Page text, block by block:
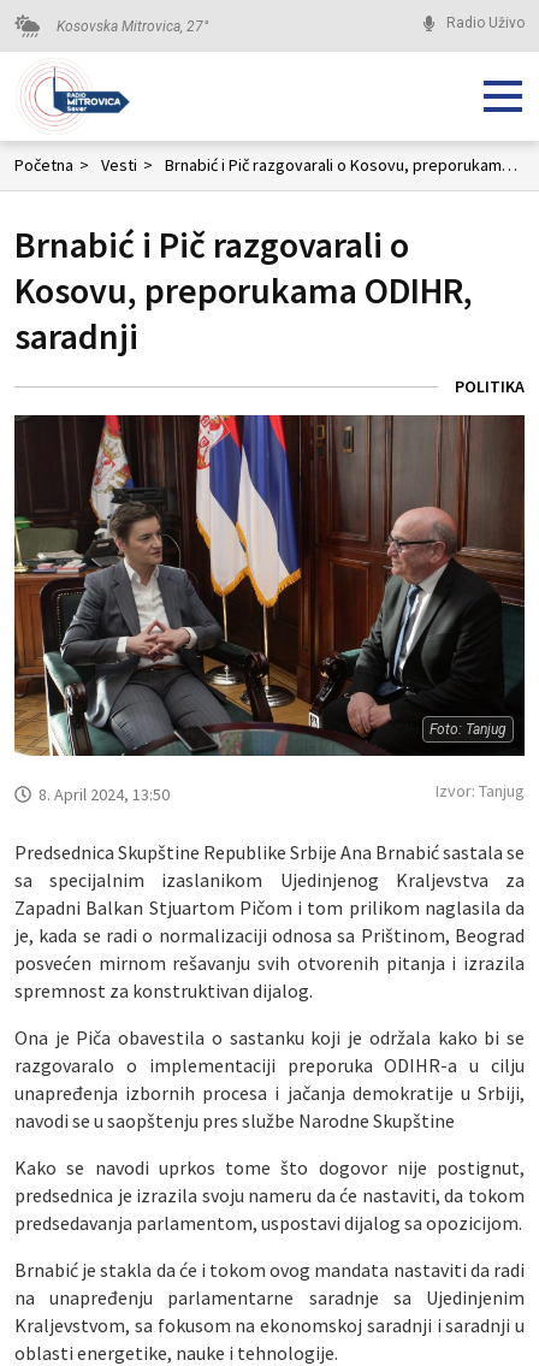
Kosovska Mitrovica, 27° Radio Uživo
Početna > Vesti > Brnabić i Pič razgovarali o Kosovu, preporukama ODIHR, saradnji
Brnabić i Pič razgovarali o
Kosovu, preporukama ODIHR,
saradnji
POLITIKA
Foto: Tanjug
8. April 2024, 13:50 Izvor: Tanjug
Predsednica Skupštine Republike Srbije Ana Brnabić sastala se
sa specijalnim izaslanikom Ujedinjenog Kraljevstva za
Zapadni Balkan Stjuartom Pičom i tom prilikom naglasila da
je, kada se radi o normalizaciji odnosa sa Prištinom, Beograd
posvećen mirnom rešavanju svih otvorenih pitanja i izrazila
spremnost za konstruktivan dijalog.
Ona je Piča obavestila o sastanku koji je održala kako bi se
razgovaralo o implementaciji preporuka ODIHR-a u cilju
unapređenja izbornih procesa i jačanja demokratije u Srbiji,
navodi se u saopštenju pres službe Narodne Skupštine
Kako se navodi uprkos tome što dogovor nije postignut,
predsednica je izrazila svoju nameru da će nastaviti, da tokom
predsedavanja parlamentom, uspostavi dijalog sa opozicijom.
Brnabić je stakla da će i tokom ovog mandata nastaviti da radi
na unapređenju parlamentarne saradnje sa Ujedinjenim
Kraljevstvom, sa fokusom na ekonomskoj saradnji i saradnji u
oblasti energetike, nauke i tehnologije.